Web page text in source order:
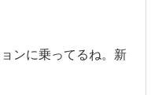
ンに乗ってるね。新